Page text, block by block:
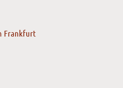
Frankfurt